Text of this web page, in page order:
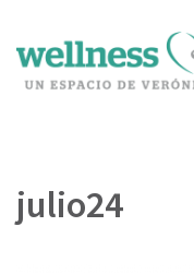
julio24